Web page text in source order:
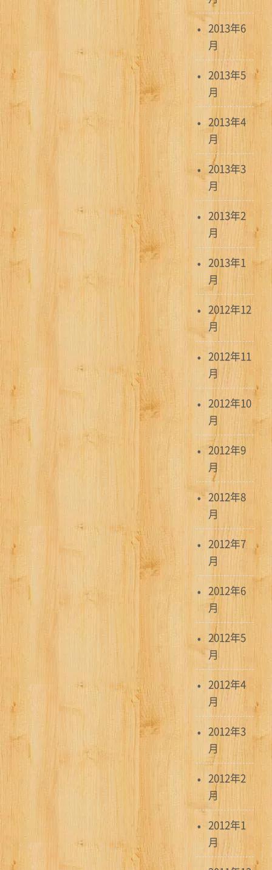
2013年6
月
2013年5
月
2013年4
月
2013年3
月
2013年2
月
2013年1
月
2012年12
月
2012年11
月
2012年10
月
2012年9
月
2012年8
月
2012年7
月
2012年6
月
2012年5
月
2012年4
月
2012年3
月
2012年2
月
2012年1
月